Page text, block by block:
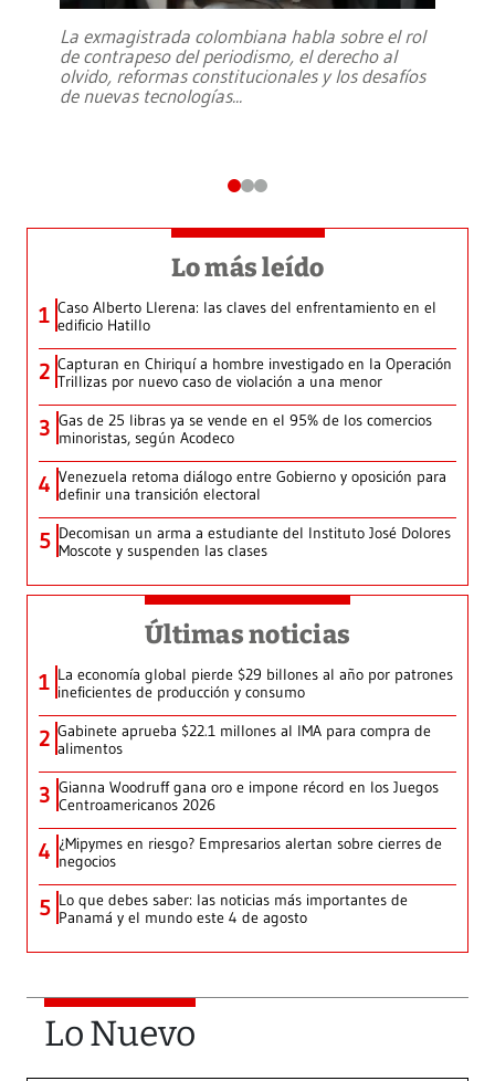
La exmagistrada colombiana habla sobre el rol
de contrapeso del periodismo, el derecho al
olvido, reformas constitucionales y los desafíos
de nuevas tecnologías...
Lo más leído
1 Caso Alberto Llerena: las claves del enfrentamiento en el
edificio Hatillo
2 Capturan en Chiriquí a hombre investigado en la Operación
Trillizas por nuevo caso de violación a una menor
3 Gas de 25 libras ya se vende en el 95% de los comercios
minoristas, según Acodeco
4 Venezuela retoma diálogo entre Gobierno y oposición para
definir una transición electoral
5 Decomisan un arma a estudiante del Instituto José Dolores
Moscote y suspenden las clases
Últimas noticias
1 La economía global pierde $29 billones al año por patrones
ineficientes de producción y consumo
2 Gabinete aprueba $22.1 millones al IMA para compra de
alimentos
3 Gianna Woodruff gana oro e impone récord en los Juegos
Centroamericanos 2026
4 ¿Mipymes en riesgo? Empresarios alertan sobre cierres de
negocios
5 Lo que debes saber: las noticias más importantes de
Panamá y el mundo este 4 de agosto
Lo Nuevo